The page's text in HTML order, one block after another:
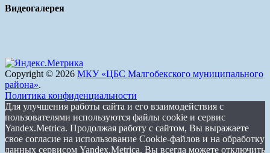
Видеогалерея
Copyright © 2026 МКУ «ЦБС Малгобекского муниципального
района».
Политика конфиденциальности
Для улучшения работы сайта и его взаимодействия с
пользователями используются файлы cookie и сервис
Yandex.Metrica. Продолжая работу с сайтом, Вы выражаете
свое согласие на использование Cookie-файлов и на обработку
данных сервисом Yandex.Metrica. Вы всегда можете отключить